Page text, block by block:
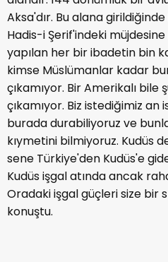
Aksa'dır. Bu alana
Hadis-i Şerif'indeki müjdesine
yapılan her bir ibadetin bin
kimse Müslümanlar kadar
çıkamıyor. Bir Amerikalı bile
çıkamıyor. Biz istediğimiz
burada durabiliyoruz ve
kıymetini bilmiyoruz. Kudüs
sene Türkiye'den Kudüs'e
Kudüs işgal atında ancak
Oradaki işgal güçleri size bir
konuştu.